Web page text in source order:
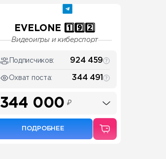
EVELONE 1️⃣9️⃣2️⃣
Видеоигры и киберспорт
Подписчиков: 924 459
Охват поста: 344 491
344 000 ₽
ПОДРОБНЕЕ